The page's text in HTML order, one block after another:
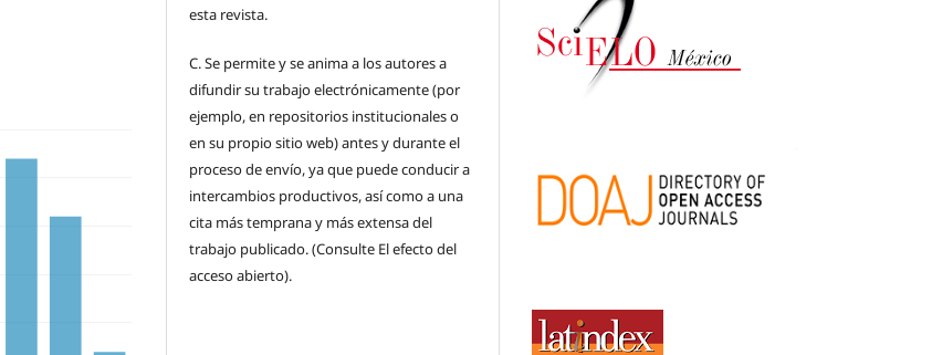
esta revista.
C.Se permite y se anima a los autores a
difundir su trabajo electrónicamente (por
ejemplo, en repositorios institucionales o
en su propio sitio web) antes y durante el
proceso de envío, ya que puede conducir a
intercambios productivos, así como a una
cita más temprana y más extensa del
trabajo publicado. (Consulte El efecto del
acceso abierto).